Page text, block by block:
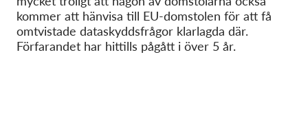
kommer att hänvisa till EU-domstolen för att få
omtvistade dataskyddsfrågor klarlagda där.
Förfarandet har hittills pågått i över 5 år.